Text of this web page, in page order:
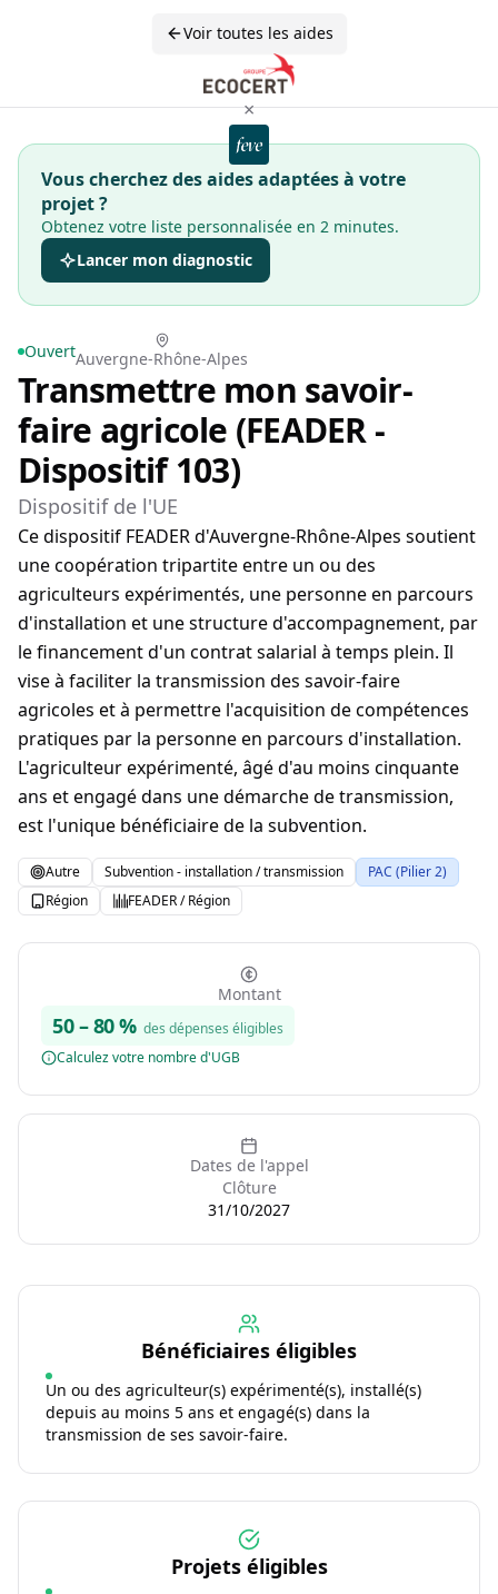
Voir toutes les aides
×
Vous cherchez des aides adaptées à votre
projet ?
Obtenez votre liste personnalisée en 2 minutes.
Lancer mon diagnostic
OuvertAuvergne-Rhône-Alpes
Transmettre mon savoir-
faire agricole (FEADER -
Dispositif 103)
Dispositif de l'UE
Ce dispositif FEADER d'Auvergne-Rhône-Alpes soutient
une coopération tripartite entre un ou des
agriculteurs expérimentés, une personne en parcours
d'installation et une structure d'accompagnement, par
le financement d'un contrat salarial à temps plein. Il
vise à faciliter la transmission des savoir-faire
agricoles et à permettre l'acquisition de compétences
pratiques par la personne en parcours d'installation.
L'agriculteur expérimenté, âgé d'au moins cinquante
ans et engagé dans une démarche de transmission,
est l'unique bénéficiaire de la subvention.
Autre Subvention - installation / transmission
PAC (Pilier 2)
Région
FEADER / Région
Montant
50–80% des dépenses éligibles
Calculez votre nombre d'UGB
Dates de l'appel
Clôture
31/10/2027
Bénéficiaires éligibles
Un ou des agriculteur(s) expérimenté(s), installé(s)
depuis au moins 5 ans et engagé(s) dans la
transmission de ses savoir-faire.
Projets éligibles